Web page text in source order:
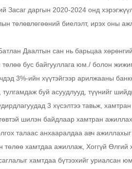
Засаг даргын 2020-2024 онд
төлөвлөгөөний биелэлт, ирэх оны
Даалтын сан нь барьцаа
төлөө бус байгууллага юм./ болон
3%-ийн хүүтэйгээр арилжааны
буй асуудлууд, түүнийг
3 хүсэлтээ тавьж,
шилэн байдлаар хамтран
талаас анхааралдаа авч
төлөө хамтдаа ажиллаж, Хоггүй Өлгий
хамтдаа бүтээхийг уриалсан юм.